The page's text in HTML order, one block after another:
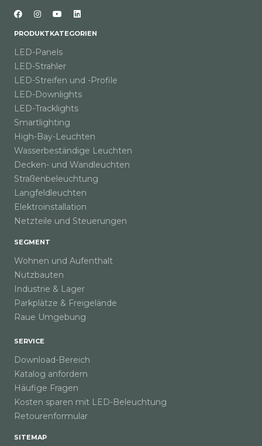
PRODUKTKATEGORIEN
LED-Panels
LED-Strahler
LED-Streifen und -Profile
LED-Downlights
LED-Tracklights
Smartlighting
High-Bay-Leuchten
Wasserbeständige Leuchten
Decken- und Wandleuchten
Straßenbeleuchtung
Langfeldleuchten
Elektroinstallation
Netzteile und Steuerungen
SEGMENT
Wohnen und Aufenthalt
Nutzbauten
Industrie & Lager
Parkplätze & Freigelände
Raue Umgebung
SERVICE
Download-Bereich
Katalog anfordern
Häufige Fragen
Kosten sparen mit LED-Beleuchtung
Retourenformular
SITEMAP